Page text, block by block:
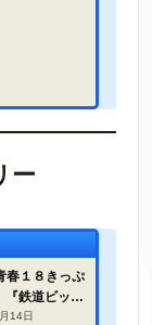
ー
春１８きっぷ
『鉄道ビック
ラリー ひたち
14日